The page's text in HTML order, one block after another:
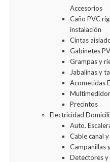
Accesorios
Caño PVC
instalación
Cintas
Gabinetes
Grampas y
Jabalinas y
Acometidas
Precintos
Electricidad
Auto.
Cable canal
Campanillas
Detectores y